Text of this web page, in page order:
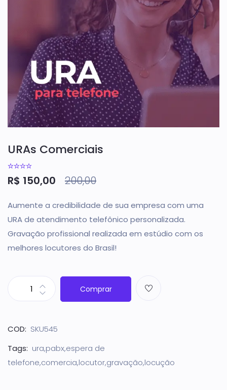
URAs Comerciais
200,00
R$ 150,00
Aumente a credibilidade de sua empresa com uma
URA de atendimento telefônico personalizada.
Gravação profissional realizada em estúdio com os
melhores locutores do Brasil!
Comprar
COD: SKU545
Tags: ura,pabx,espera de
telefone,comercia,locutor,gravação,locução